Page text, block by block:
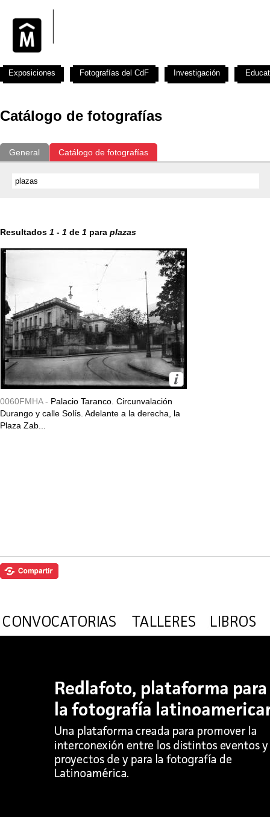
Catálogo de fotografías
General Catálogo de fotografías
Resultados 1 - 1 de 1 para plazas
0060FMHA - Palacio Taranco. Circunvalación
Durango y calle Solís. Adelante a la derecha, la
Plaza Zab...
Exposiciones Fotografías del CdF Investigación